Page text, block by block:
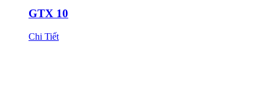
GTX 10
Chi Tiết